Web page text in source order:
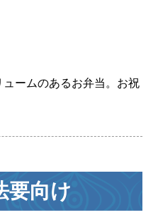
ームのあるお弁当。お祝
要向け